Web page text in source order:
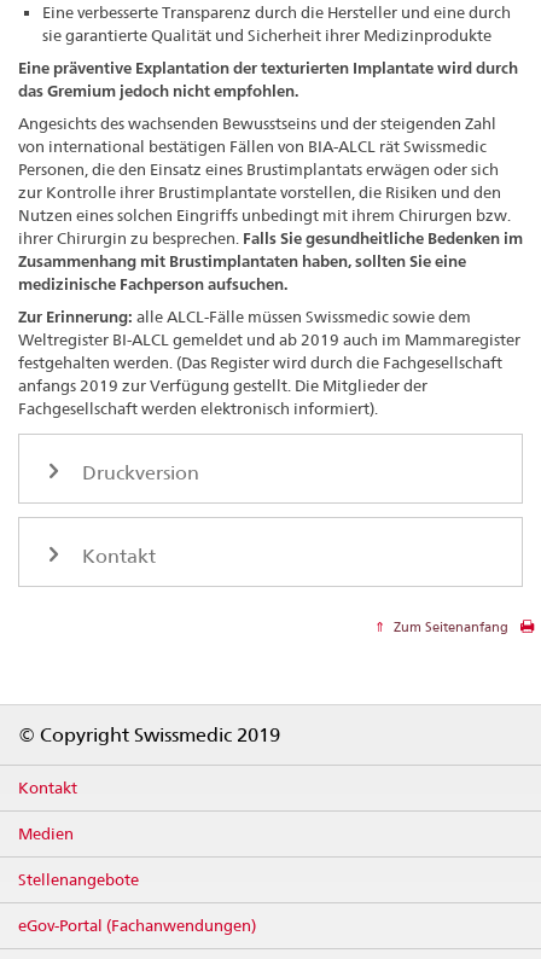
Eine verbesserte Transparenz durch die Hersteller und eine durch
sie garantierte Qualität und Sicherheit ihrer Medizinprodukte
Eine präventive Explantation der texturierten Implantate wird durch
das Gremium jedoch nicht empfohlen.
Angesichts des wachsenden Bewusstseins und der steigenden Zahl
von international bestätigen Fällen von BIA-ALCL rät Swissmedic
Personen, die den Einsatz eines Brustimplantats erwägen oder sich
zur Kontrolle ihrer Brustimplantate vorstellen, die Risiken und den
Nutzen eines solchen Eingriffs unbedingt mit ihrem Chirurgen bzw.
ihrer Chirurgin zu besprechen. Falls Sie gesundheitliche Bedenken im
Zusammenhang mit Brustimplantaten haben, sollten Sie eine
medizinische Fachperson aufsuchen.
Zur Erinnerung: alle ALCL-Fälle müssen Swissmedic sowie dem
Weltregister BI-ALCL gemeldet und ab 2019 auch im Mammaregister
festgehalten werden. (Das Register wird durch die Fachgesellschaft
anfangs 2019 zur Verfügung gestellt. Die Mitglieder der
Fachgesellschaft werden elektronisch informiert).
Druckversion
Kontakt
Zum Seitenanfang
© Copyright Swissmedic 2019
Kontakt
Medien
Stellenangebote
eGov-Portal (Fachanwendungen)